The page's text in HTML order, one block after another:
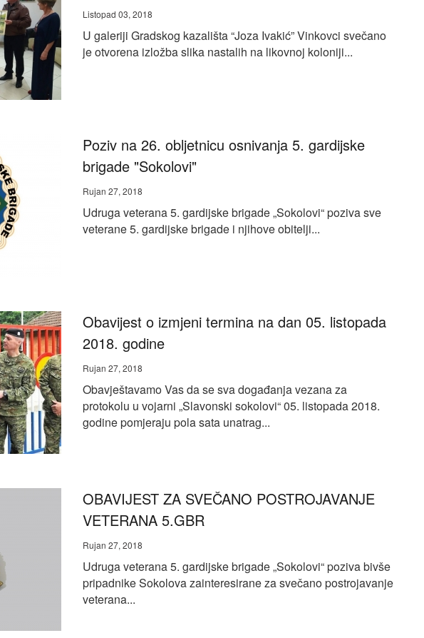
Listopad 03, 2018
U galeriji Gradskog kazališta “Joza Ivakić” Vinkovci svečano
je otvorena izložba slika nastalih na likovnoj koloniji...
Poziv na 26. obljetnicu osnivanja 5. gardijske
brigade "Sokolovi"
Rujan 27, 2018
Udruga veterana 5. gardijske brigade „Sokolovi“ poziva sve
veterane 5. gardijske brigade i njihove obitelji...
Obavijest o izmjeni termina na dan 05. listopada
2018. godine
Rujan 27, 2018
Obavještavamo Vas da se sva događanja vezana za
protokolu u vojarni „Slavonski sokolovi“ 05. listopada 2018.
godine pomjeraju pola sata unatrag...
OBAVIJEST ZA SVEČANO POSTROJAVANJE
VETERANA 5.GBR
Rujan 27, 2018
Udruga veterana 5. gardijske brigade „Sokolovi“ poziva bivše
pripadnike Sokolova zainteresirane za svečano postrojavanje
veterana...